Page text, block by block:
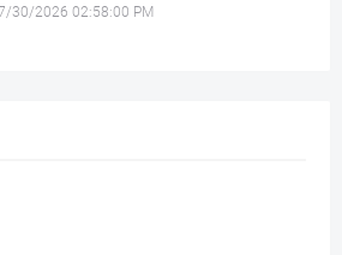
30/2026 02:58:00 PM